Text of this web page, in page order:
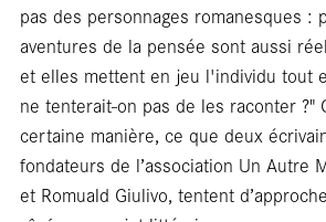
pas des personnages romanesques :
aventures de la pensée sont aussi
et elles mettent en jeu l'individu tout
ne tenterait-on pas de les raconter ?"
certaine manière, ce que deux
fondateurs de l’association Un Autre
et Romuald Giulivo, tentent